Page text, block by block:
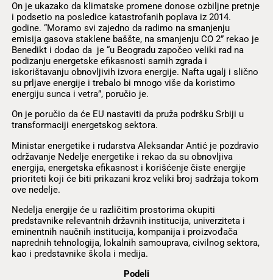
On je ukazako da klimatske promene donose ozbiljne pretnje
i podsetio na posledice katastrofanih poplava iz 2014.
godine. “Moramo svi zajedno da radimo na smanjenju
emisija gasova staklene baššte, na smanjenju CO 2” rekao je
Benedikt i dodao da je “u Beogradu započeo veliki rad na
podizanju energetske efikasnosti samih zgrada i
iskorištavanju obnovljivih izvora energije. Nafta ugalj i slično
su prljave energije i trebalo bi mnogo više da koristimo
energiju sunca i vetra”, poručio je.
On je poručio da će EU nastaviti da pruža podršku Srbiji u
transformaciji energetskog sektora.
Ministar energetike i rudarstva Aleksandar Antić je pozdravio
održavanje Nedelje energetike i rekao da su obnovljiva
energija, energetska efikasnost i korišćenje čiste energije
prioriteti koji će biti prikazani kroz veliki broj sadržaja tokom
ove nedelje.
Nedelja energije će u različitim prostorima okupiti
predstavnike relevantnih državnih institucija, univerziteta i
eminentnih naučnih institucija, kompanija i proizvođača
naprednih tehnologija, lokalnih samouprava, civilnog sektora,
kao i predstavnike škola i medija.
Podeli